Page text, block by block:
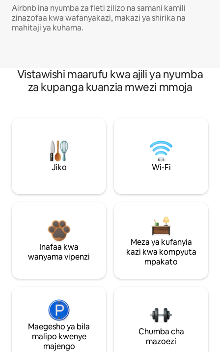
Airbnb ina nyumba za fleti zilizo na samani kamili
zinazofaa kwa wafanyakazi, makazi ya shirika na
mahitaji ya kuhama.
Vistawishi maarufu kwa ajili ya nyumba
za kupanga kuanzia mwezi mmoja
Jiko Wi-Fi
Inafaa kwa
wanyama vipenzi
Meza ya kufanyia
kazi kwa kompyuta
mpakato
Maegesho ya bila
malipo kwenye
majengo
Chumba cha
mazoezi